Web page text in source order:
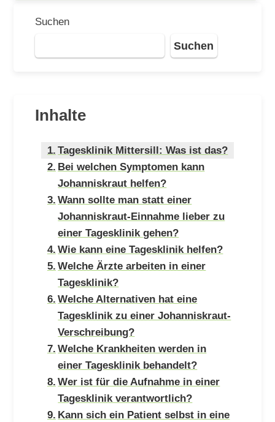
Suchen
Suchen
Inhalte
Tagesklinik Mittersill: Was ist das?
Bei welchen Symptomen kann
Johanniskraut helfen?
Wann sollte man statt einer
Johanniskraut-Einnahme lieber zu
einer Tagesklinik gehen?
Wie kann eine Tagesklinik helfen?
Welche Ärzte arbeiten in einer
Tagesklinik?
Welche Alternativen hat eine
Tagesklinik zu einer Johanniskraut-
Verschreibung?
Welche Krankheiten werden in
einer Tagesklinik behandelt?
Wer ist für die Aufnahme in einer
Tagesklinik verantwortlich?
Kann sich ein Patient selbst in eine